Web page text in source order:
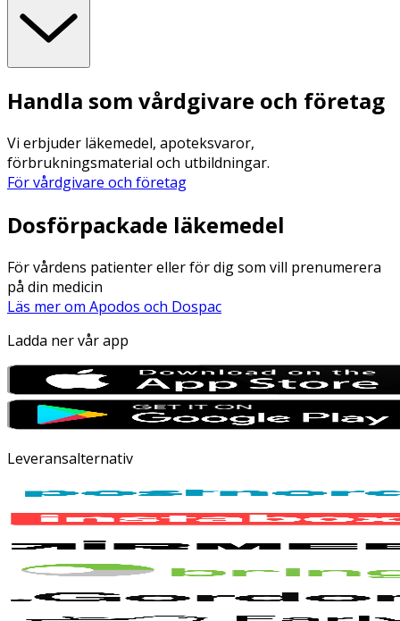
Handla som vårdgivare och företag
Vi erbjuder läkemedel, apoteksvaror,
förbrukningsmaterial och utbildningar.
För vårdgivare och företag
Dosförpackade läkemedel
För vårdens patienter eller för dig som vill prenumerera
på din medicin
Läs mer om Apodos och Dospac
Ladda ner vår app
Leveransalternativ